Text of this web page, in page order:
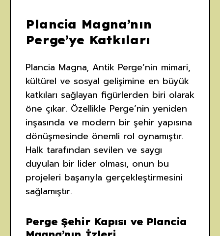
Plancia Magna’nın
Perge’ye Katkıları
Plancia Magna, Antik Perge’nin mimari,
kültürel ve sosyal gelişimine en büyük
katkıları sağlayan figürlerden biri olarak
öne çıkar. Özellikle Perge’nin yeniden
inşasında ve modern bir şehir yapısına
dönüşmesinde önemli rol oynamıştır.
Halk tarafından sevilen ve saygı
duyulan bir lider olması, onun bu
projeleri başarıyla gerçekleştirmesini
sağlamıştır.
Perge Şehir Kapısı ve Plancia